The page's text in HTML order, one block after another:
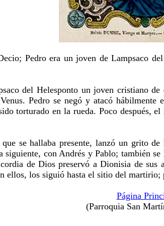
Pedro era un joven de Lampsaco
del Helesponto un joven cristiano
Pedro se negó y atacó
torturado en la rueda. Poco
se hallaba presente, lanzó un grito
con Andrés y Pablo; también
de Dios preservó a Dionisia de
ellos, los siguió hasta el sitio del
Página
(Parroquia San